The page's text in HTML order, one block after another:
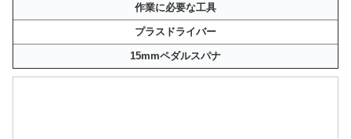
作業に必要な工具
プラスドライバー
15mmペダルスパナ